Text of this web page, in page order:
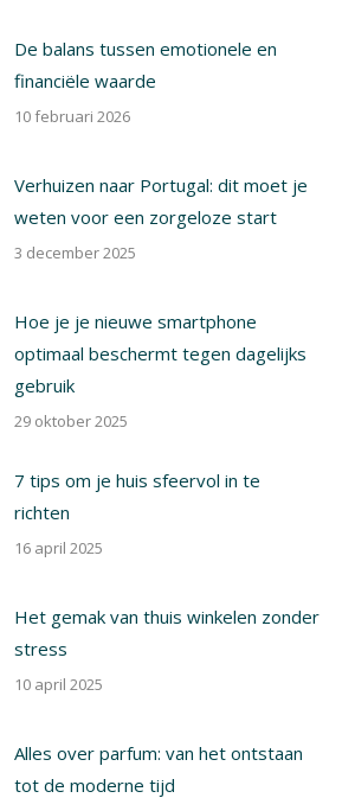
De balans tussen emotionele en
financiële waarde
10 februari 2026
Verhuizen naar Portugal: dit moet je
weten voor een zorgeloze start
3 december 2025
Hoe je je nieuwe smartphone
optimaal beschermt tegen dagelijks
gebruik
29 oktober 2025
7 tips om je huis sfeervol in te
richten
16 april 2025
Het gemak van thuis winkelen zonder
stress
10 april 2025
Alles over parfum: van het ontstaan
tot de moderne tijd